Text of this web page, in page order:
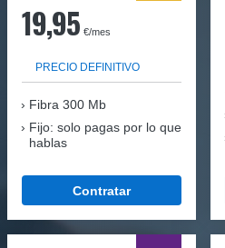
19,95 €/mes
PRECIO DEFINITIVO
Fibra 300 Mb
Fijo: solo pagas por lo que
hablas
Contratar